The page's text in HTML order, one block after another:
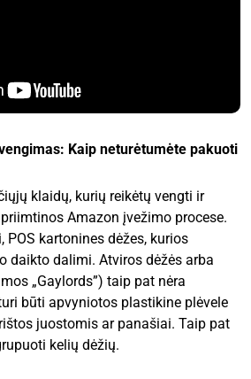
Kaip neturėtumėte pakuoti
klaidų, kurių reikėtų vengti ir
Amazon įvežimo procese.
POS kartonines dėžes, kurios
daikto dalimi. Atviros dėžės arba
„Gaylords”) taip pat nėra
būti apvyniotos plastikine plėvele
juostomis ar panašiai. Taip pat
kelių dėžių.